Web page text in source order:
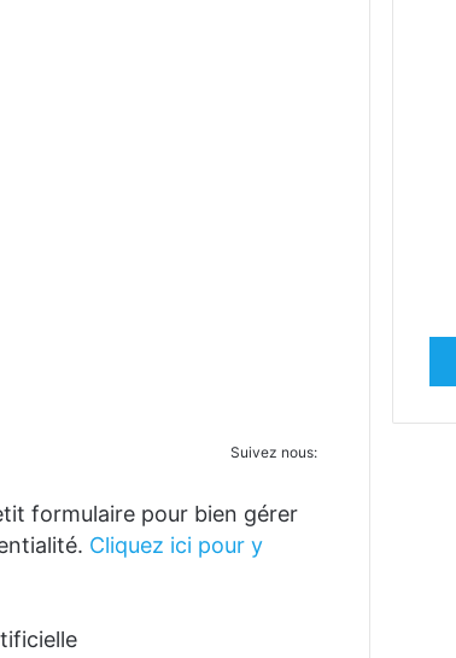
Suivez nous:
formulaire pour bien gérer
Cliquez ici pour y